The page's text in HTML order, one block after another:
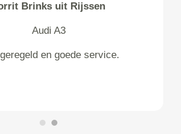
Brinks uit Rijssen
Audi A3
en goede service.